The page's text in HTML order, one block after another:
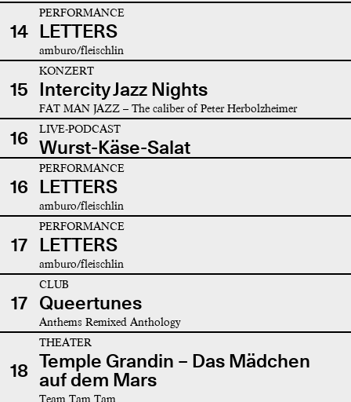
14
PERFORMANCE
LETTERS
amburo/fleischlin
15
KONZERT
Intercity Jazz Nights
FAT MAN JAZZ – The caliber of Peter Herbolzheimer
16 LIVE-PODCAST
Wurst-Käse-Salat
16
PERFORMANCE
LETTERS
amburo/fleischlin
17
PERFORMANCE
LETTERS
amburo/fleischlin
17
CLUB
Queertunes
Anthems Remixed Anthology
18
THEATER
Temple Grandin – Das Mädchen
auf dem Mars
Team Tam Tam